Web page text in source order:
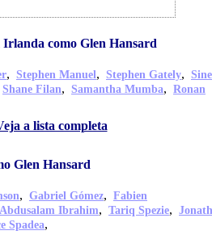
Irlanda como Glen Hansard
, Stephen Manuel, Stephen Gately,
Shane Filan, Samantha Mumba, Ronan
a lista completa
Glen Hansard
, Gabriel Gómez, Fabien
Abdusalam Ibrahim, Tariq Spezie,
Spadea,